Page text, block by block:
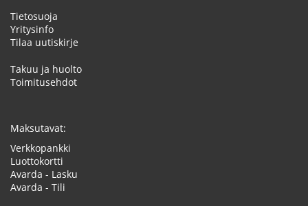
Tietosuoja
Yritysinfo
Tilaa uutiskirje
Takuu ja huolto
Toimitusehdot
Maksutavat:
Verkkopankki
Luottokortti
Avarda - Lasku
Avarda - Tili